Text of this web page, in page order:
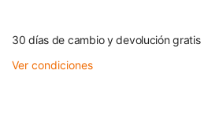
30 días de cambio y devolución gratis
Ver condiciones